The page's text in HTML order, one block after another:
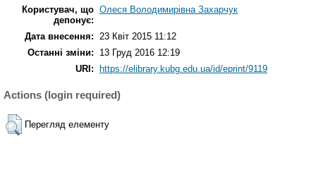
Користувач, що
депонує:
Олеся Володимирівна Захарчук
Дата внесення: 23 Квіт 2015 11:12
Останні зміни:
13 Груд 2016 12:19
URI:
https://elibrary.kubg.edu.ua/id/eprint/9119
Actions (login required)
Перегляд елементу